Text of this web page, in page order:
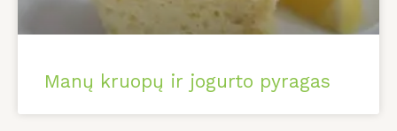
Manų kruopų ir jogurto pyragas